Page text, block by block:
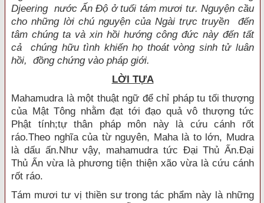
Djeering nước Ấn Ðộ ở tuổi tám mươi tư. Nguyện cầu
cho những lời chú nguyện của Ngài trực truyền đến
tâm chúng ta và xin hồi hướng công đức này đến tất
cả chúng hữu tình khiến họ thoát vòng sinh tử luân
hồi, đồng chứng vào pháp giới.
LỜI TỰA
Mahamudra là một thuật ngữ để chỉ pháp tu tối thượng
của Mật Tông nhằm đạt tới đạo quả vô thượng tức
Phật tính;tự thân pháp môn này là cứu cánh rốt
ráo.Theo nghĩa của từ nguyên, Maha là to lớn, Mudra
là dấu ấn.Như vậy, mahamudra tức Ðại Thủ Ấn.Ðại
Thủ Ấn vừa là phương tiện thiện xão vừa là cứu cánh
rốt ráo.
Tám mươi tư vị thiền sư trong tác phẩm này là những